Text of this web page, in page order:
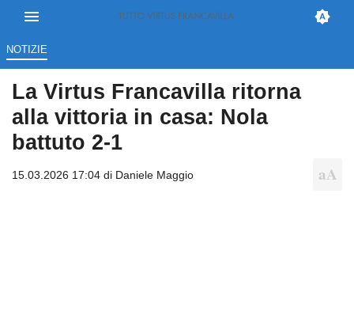
NOTIZIE
La Virtus Francavilla ritorna
alla vittoria in casa: Nola
battuto 2-1
15.03.2026 17:04 di Daniele Maggio